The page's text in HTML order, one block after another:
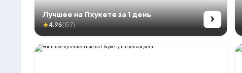
Лучшее на Пхукете за 1 день
★4.96(157) ›